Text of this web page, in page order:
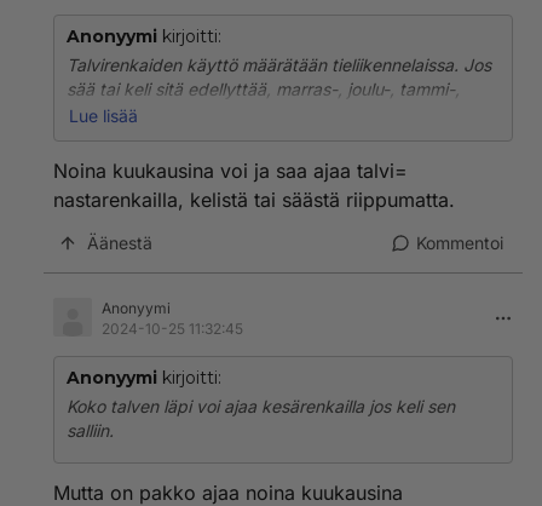
Anonyymi kirjoitti:
Talvirenkaiden käyttö määrätään tieliikennelaissa. Jos
sää tai keli sitä edellyttää, marras-, joulu-, tammi-,
helmi- ja maaliskuun aikana on käytettävä
vähintään 3,0 millimetriä.
Lue lisää
Noina kuukausina voi ja saa ajaa talvi=
nastarenkailla, kelistä tai säästä riippumatta.
Äänestä Kommentoi
Anonyymi
2024-10-25 11:32:45
Anonyymi kirjoitti:
Koko talven läpi voi ajaa kesärenkailla jos keli sen
salliin.
Mutta on pakko ajaa noina kuukausina